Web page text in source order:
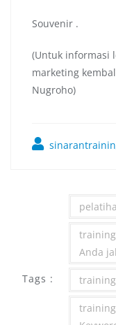
Souvenir .
(Untuk informasi
marketing
Nugroho)
Tags :
Anda